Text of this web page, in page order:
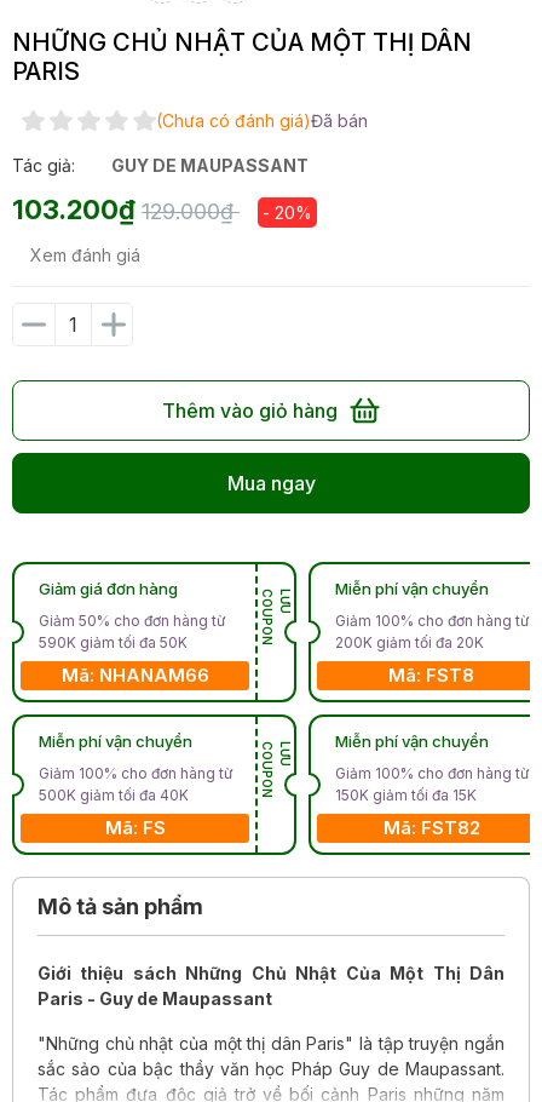
NHỮNG CHỦ NHẬT CỦA MỘT THỊ DÂN
PARIS
(Chưa có đánh giá)Đã bán
Tác giả: GUY DE MAUPASSANT
103.200₫ 129.000₫ - 20%
Xem đánh giá
Thêm vào giỏ hàng
Mua ngay
Giảm giá đơn hàng
Giảm 50% cho đơn hàng từ
590K giảm tối đa 50K
Mã: NHANAM66
L
Ư
U
C
O
U
P
O
N
Miễn phí vận chuyển
Giảm 100% cho đơn hàng từ
500K giảm tối đa 40K
Mã: FS
L
Ư
U
C
O
U
P
O
N
Miễn phí vận chuyển
Giảm 100% cho đơn hàng từ
200K giảm tối đa 20K
Mã: FST8
Miễn phí vận chuyển
Giảm 100% cho đơn hàng từ
150K giảm tối đa 15K
Mã: FST82
Mô tả sản phẩm
Giới thiệu sách Những Chủ Nhật Của Một Thị Dân
Paris - Guy de Maupassant
"Những chủ nhật của một thị dân Paris" là tập truyện ngắn
sắc sảo của bậc thầy văn học Pháp Guy de Maupassant.
Tác phẩm đưa độc giả trở về bối cảnh Paris những năm